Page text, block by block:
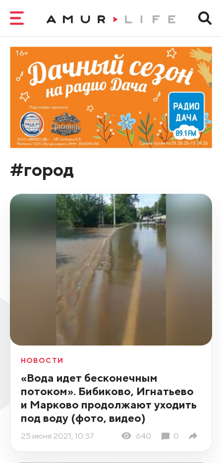
#город
НОВОСТИ
«Вода идет бесконечным
потоком». Бибиково, Игнатьево
и Марково продолжают уходить
под воду (фото, видео)
25 июня 2021, 10:37 640 0